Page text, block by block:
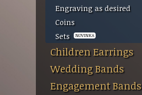
Engraving as desired
Coins
Sets
NOVINKA
Children Earrings
Wedding Bands
Engagement Bands